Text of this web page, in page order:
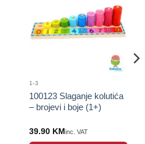
Sačuvaj
proizvod
1-3
100123 Slaganje kolutića
– brojevi i boje (1+)
39.90 KMinc. VAT